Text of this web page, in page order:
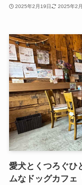
2025年2月19日 2025年2
愛犬とくつろぐひ
ムなドッグカフェ